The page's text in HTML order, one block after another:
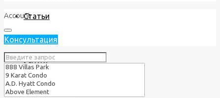
Статьи
Услуги
Account
Консультация